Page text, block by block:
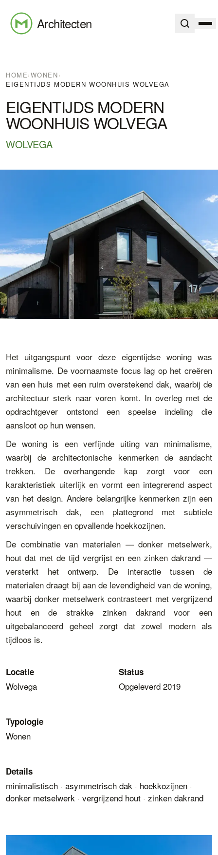
Architecten
HOME›WONEN›
EIGENTIJDS MODERN WOONHUIS WOLVEGA
EIGENTIJDS MODERN
WOONHUIS WOLVEGA
WOLVEGA
Het uitgangspunt voor deze eigentijdse woning was
minimalisme. De voornaamste focus lag op het creëren
van een huis met een ruim overstekend dak, waarbij de
architectuur sterk naar voren komt. In overleg met de
opdrachtgever ontstond een speelse indeling die
aansloot op hun wensen.
De woning is een verfijnde uiting van minimalisme,
waarbij de architectonische kenmerken de aandacht
trekken. De overhangende kap zorgt voor een
karakteristiek uiterlijk en vormt een integrerend aspect
van het design. Andere belangrijke kenmerken zijn een
asymmetrisch dak, een plattegrond met subtiele
verschuivingen en opvallende hoekkozijnen.
De combinatie van materialen — donker metselwerk,
hout dat met de tijd vergrijst en een zinken dakrand —
versterkt het ontwerp. De interactie tussen de
materialen draagt bij aan de levendigheid van de woning,
waarbij donker metselwerk contrasteert met vergrijzend
hout en de strakke zinken dakrand voor een
uitgebalanceerd geheel zorgt dat zowel modern als
tijdloos is.
Locatie
Wolvega
Status
Opgeleverd 2019
Typologie
Wonen
Details
minimalistisch · asymmetrisch dak · hoekkozijnen ·
donker metselwerk · vergrijzend hout · zinken dakrand